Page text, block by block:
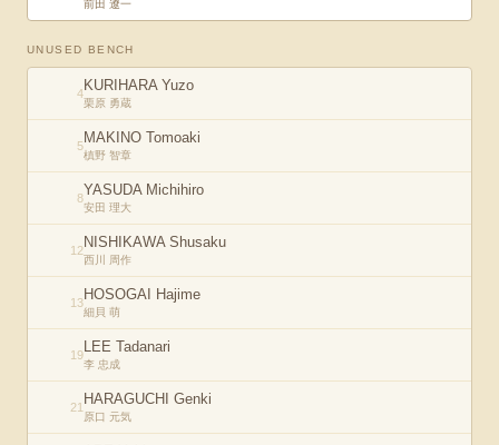
前田 遼一
UNUSED BENCH
4KURIHARA Yuzo
栗原 勇蔵
5MAKINO Tomoaki
槙野 智章
8YASUDA Michihiro
安田 理大
12NISHIKAWA Shusaku
西川 周作
13HOSOGAI Hajime
細貝 萌
19LEE Tadanari
李 忠成
21 HARAGUCHI Genki
原口 元気